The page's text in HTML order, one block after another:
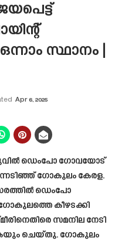
സ്ഥാനം |
Apr 6, 2025
ഡെംപോ ഗോവയോട്
ഗോകുലം കേരള.
ഡെംപോ
കീഴടക്കി
സമനില നേടി
ചെയ്തു. ഗോകുലം